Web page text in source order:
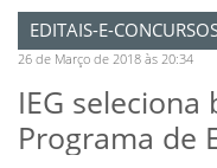
EDITAIS-E-
26 de Março de 2018 às 20:34
IEG seleciona
Programa de